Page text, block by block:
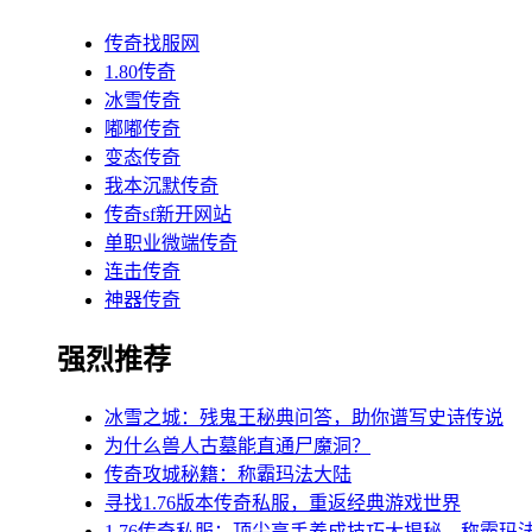
传奇找服网
1.80传奇
冰雪传奇
嘟嘟传奇
变态传奇
我本沉默传奇
传奇sf新开网站
单职业微端传奇
连击传奇
神器传奇
强烈推荐
冰雪之城：残鬼王秘典问答，助你谱写史诗传说
为什么兽人古墓能直通尸魔洞？
传奇攻城秘籍：称霸玛法大陆
寻找1.76版本传奇私服，重返经典游戏世界